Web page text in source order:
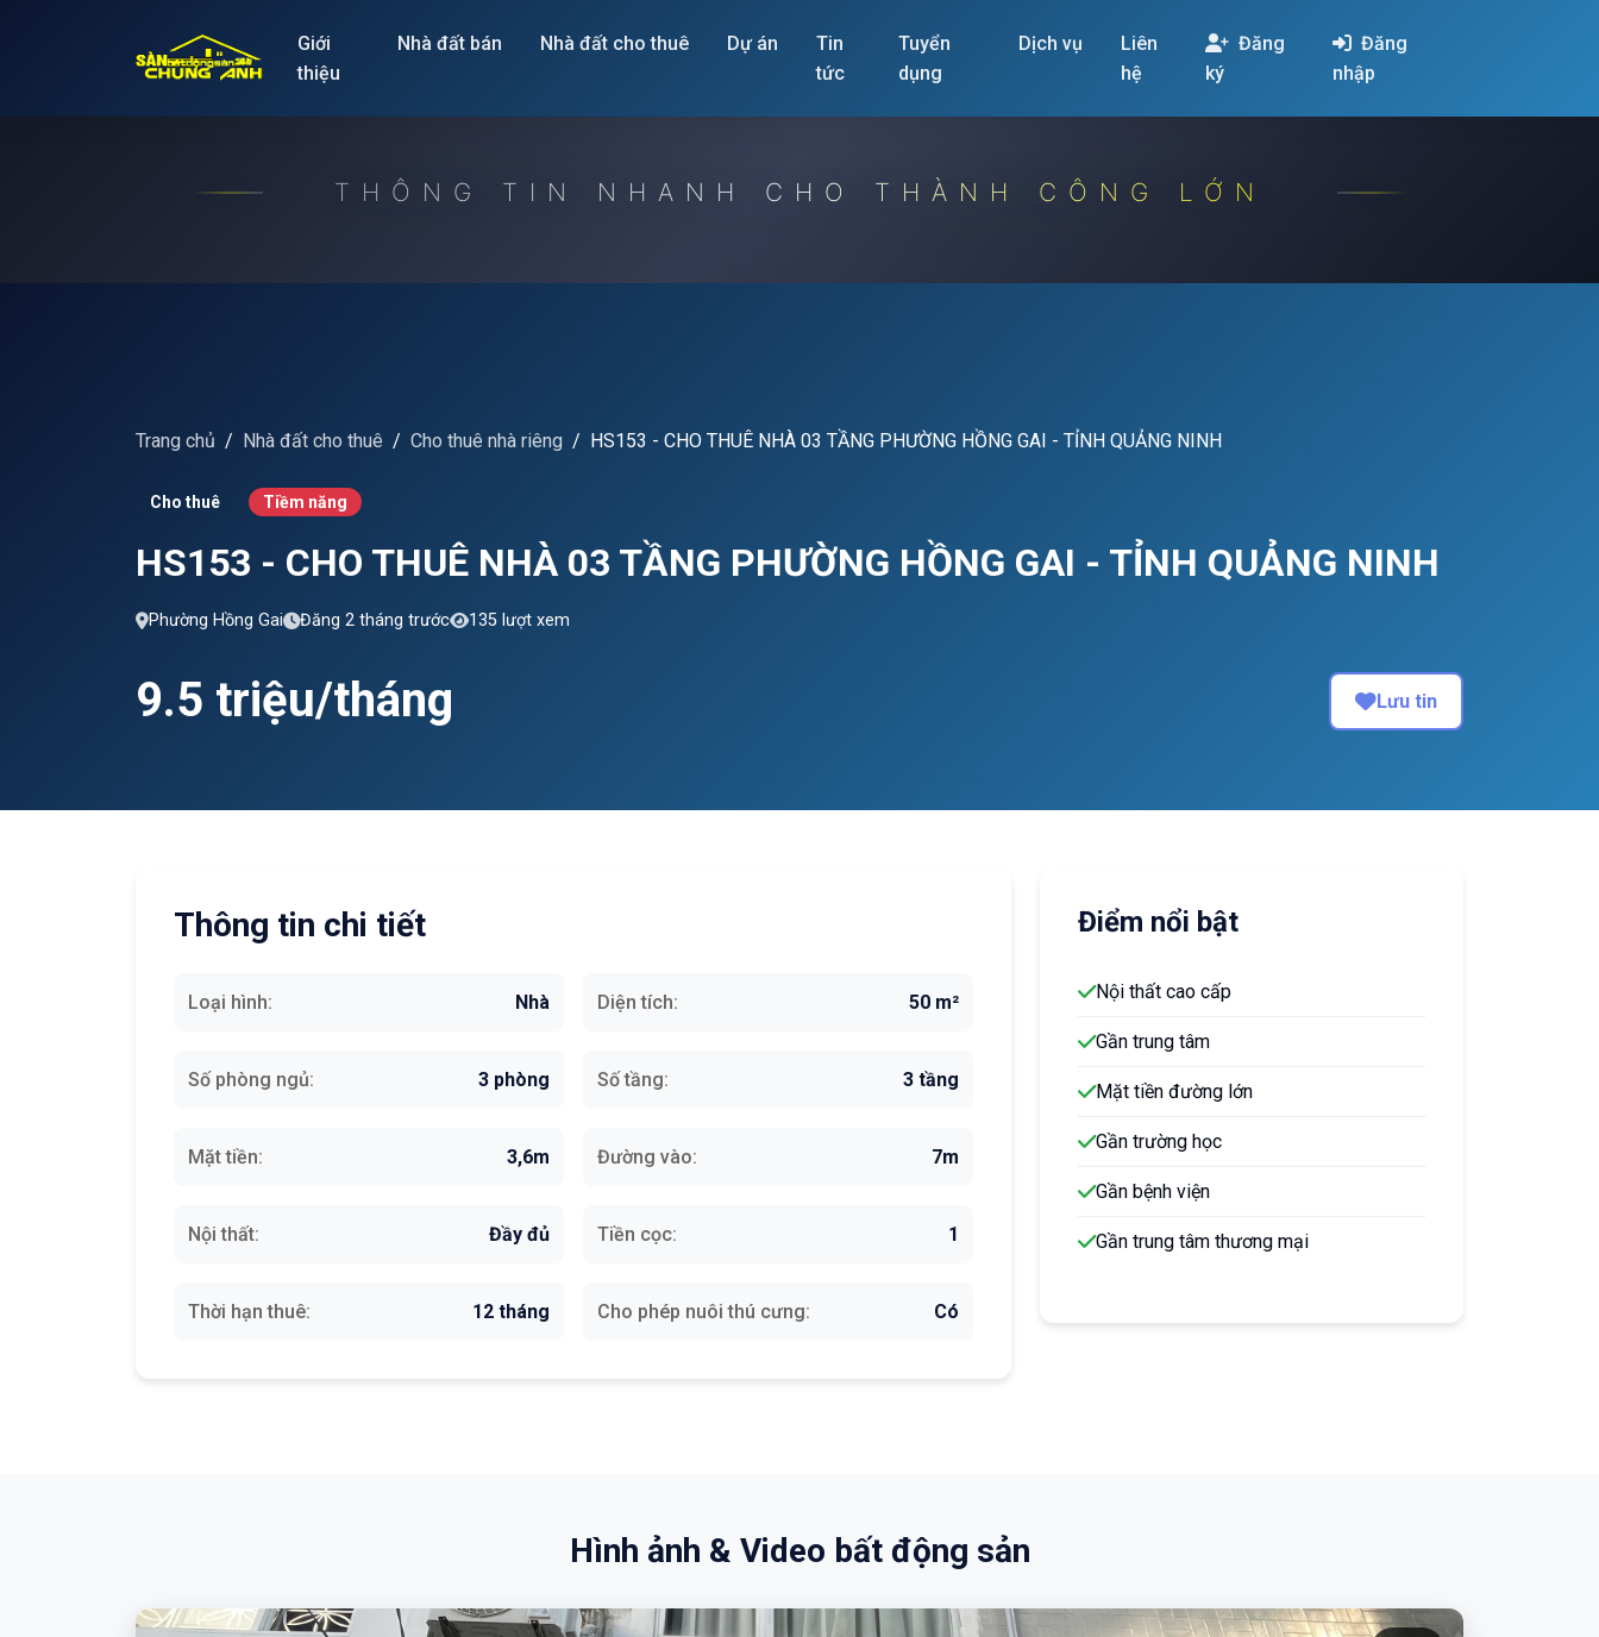
Giới
thiệu
Nhà đất bán Nhà đất cho thuê Dự án
Tin
tức
Tuyển
dụng
Dịch vụ
Liên
hệ
Đăng
ký
Đăng
nhập
THÔNG TIN NHANH CHO THÀNH CÔNG LỚN
Trang chủ Nhà đất cho thuê Cho thuê nhà riêng HS153 - CHO THUÊ NHÀ 03 TẦNG PHƯỜNG HỒNG GAI - TỈNH QUẢNG NINH
Cho thuê Tiềm năng
HS153 - CHO THUÊ NHÀ 03 TẦNG PHƯỜNG HỒNG GAI - TỈNH QUẢNG NINH
Phường Hồng Gai Đăng 2 tháng trước 135 lượt xem
9.5 triệu/tháng Lưu tin
Thông tin chi tiết
Loại hình: Nhà Diện tích: 50 m²
Số phòng ngủ: 3 phòng Số tầng: 3 tầng
Mặt tiền: 3,6m Đường vào: 7m
Nội thất: Đầy đủ Tiền cọc: 1
Thời hạn thuê: 12 tháng Cho phép nuôi thú cưng: Có
Điểm nổi bật
Nội thất cao cấp
Gần trung tâm
Mặt tiền đường lớn
Gần trường học
Gần bệnh viện
Gần trung tâm thương mại
Hình ảnh & Video bất động sản